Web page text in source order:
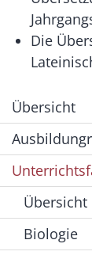
Die
Übersicht
Übersicht
Biologie